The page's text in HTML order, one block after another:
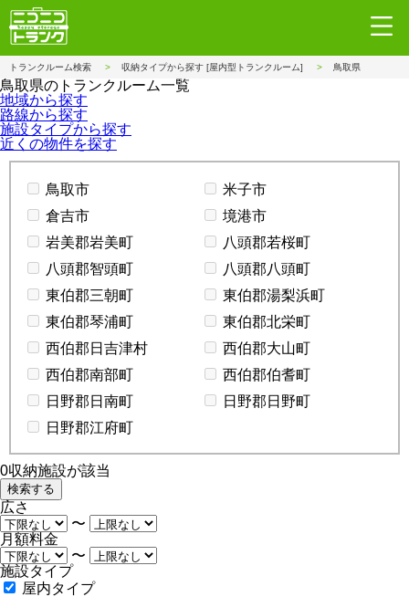
トランクルーム検索 収納タイプから探す [屋内型トランクルーム] 鳥取県
鳥取県のトランクルーム一覧
地域から探す
路線から探す
施設タイプから探す
近くの物件を探す
鳥取市
米子市
倉吉市
境港市
岩美郡岩美町
八頭郡若桜町
八頭郡智頭町
八頭郡八頭町
東伯郡三朝町
東伯郡湯梨浜町
東伯郡琴浦町
東伯郡北栄町
西伯郡日吉津村
西伯郡大山町
西伯郡南部町
西伯郡伯耆町
日野郡日南町
日野郡日野町
日野郡江府町
0収納施設が該当
広さ
〜
月額料金
〜
施設タイプ
屋内タイプ